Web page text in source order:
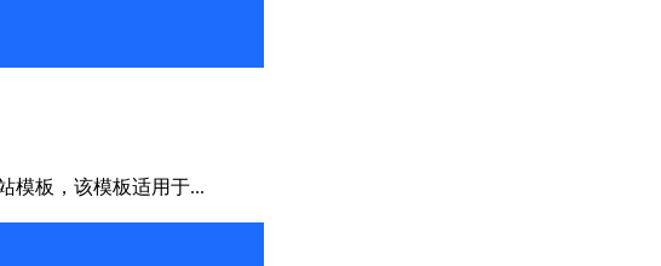
模板，该模板适用于...